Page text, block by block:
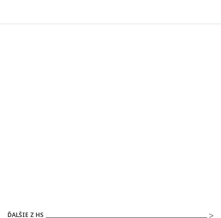
ĎALŠIE Z HS